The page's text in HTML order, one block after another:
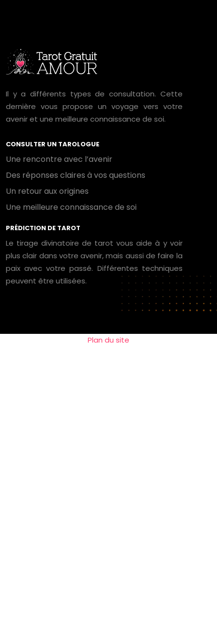
Il y a différents types de consultation. Cette
dernière vous propose un voyage vers votre
avenir et une meilleure connaissance de soi.
CONSULTER UN TAROLOGUE
Une rencontre avec l’avenir
Des réponses claires à vos questions
Un retour aux origines
Une meilleure connaissance de soi
PRÉDICTION DE TAROT
Le tirage divinatoire de tarot vous aide à y voir
plus clair dans votre avenir, mais aussi de faire la
paix avec votre passé. Différentes techniques
peuvent être utilisées.
Plan du site